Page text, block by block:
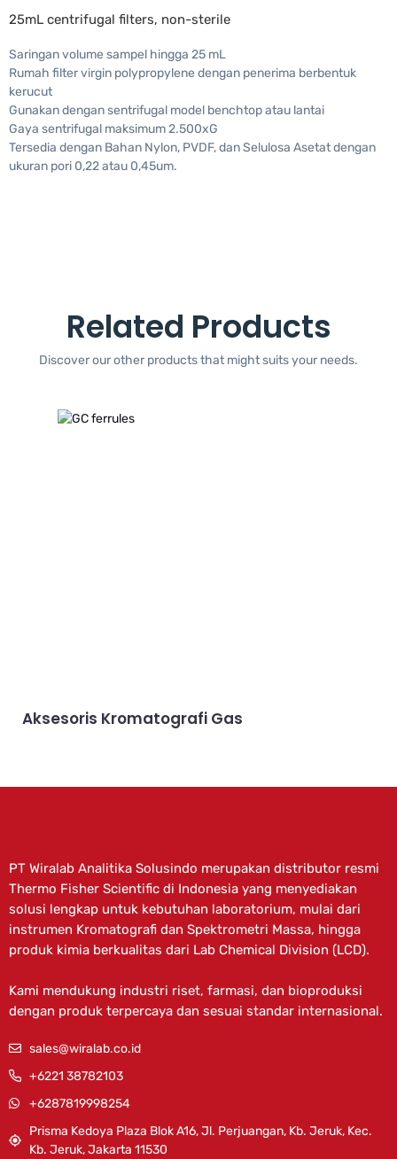
25mL centrifugal filters, non-sterile
Saringan volume sampel hingga 25 mL
Rumah filter virgin polypropylene dengan penerima berbentuk
kerucut
Gunakan dengan sentrifugal model benchtop atau lantai
Gaya sentrifugal maksimum 2.500xG
Tersedia dengan Bahan Nylon, PVDF, dan Selulosa Asetat dengan
ukuran pori 0,22 atau 0,45um.
Related Products
Discover our other products that might suits your needs.
Aksesoris Kromatografi Gas
PT Wiralab Analitika Solusindo merupakan distributor resmi
Thermo Fisher Scientific di Indonesia yang menyediakan
solusi lengkap untuk kebutuhan laboratorium, mulai dari
instrumen Kromatografi dan Spektrometri Massa, hingga
produk kimia berkualitas dari Lab Chemical Division (LCD).
Kami mendukung industri riset, farmasi, dan bioproduksi
dengan produk terpercaya dan sesuai standar internasional.
sales@wiralab.co.id
+6221 38782103
+6287819998254
Prisma Kedoya Plaza Blok A16, Jl. Perjuangan, Kb. Jeruk, Kec.
Kb. Jeruk, Jakarta 11530